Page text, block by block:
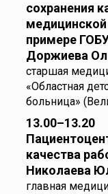
сохранения
медицинской
примере
Доржиева
старшая
«Областная
больница»
13.00–13.20
качества
Николаева
главная